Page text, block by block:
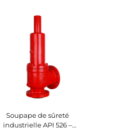
316 – Compatible
vapeur/gaz – Pression de
consigne réglable
Soupape de sûreté
industrielle API 526 –